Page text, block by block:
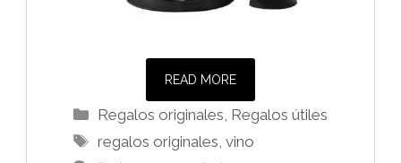
READ MORE
Categorías
Regalos originales Regalos útiles
Etiquetas
regalos originales ,vino